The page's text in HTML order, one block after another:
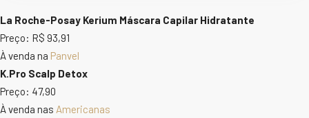
La Roche-Posay Kerium Máscara Capilar Hidratante
Preço: R$ 93,91
À venda na Panvel
K.Pro Scalp Detox
Preço: 47,90
À venda nas Americanas